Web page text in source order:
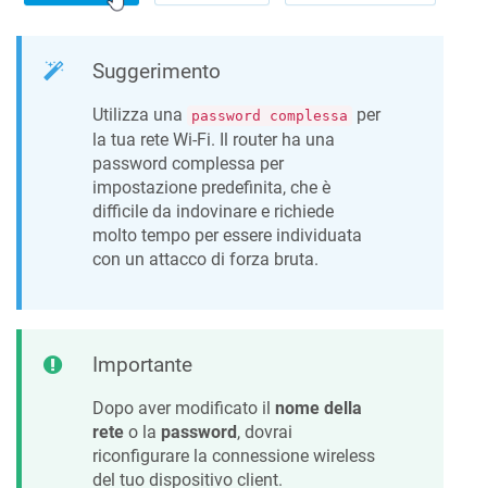
Suggerimento
Utilizza una password complessa
per
la tua rete Wi-Fi. Il router ha una
password complessa per
impostazione predefinita, che è
difficile da indovinare e richiede
molto tempo per essere individuata
con un attacco di forza bruta.
Importante
Dopo aver modificato il nome della
rete o la password, dovrai
riconfigurare la connessione wireless
del tuo dispositivo client.